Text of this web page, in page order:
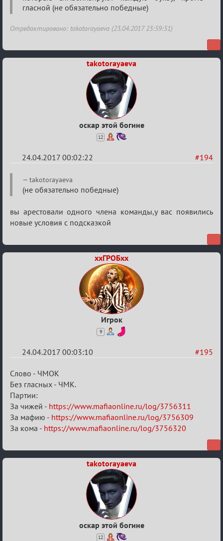
гласной (не обязательно победные)
Отредактировано: takotorayaeva (23.04.2017 23:59:51)
takotorayaeva
оскар этой богине
12
#194
24.04.2017 00:02:22
Re:
Hot
Boyard
takotorayaeva
(не обязательно победные)
вы арестовали одного члена команды,у вас появились
новые условия с подсказкой
ххГРОБхх
Игрок
9
#195
24.04.2017 00:03:10
Re:
Hot
F
Boyard
Слово - ЧМОК
Без гласных - ЧМК.
Партии:
За чижей - https://www.mafiaonline.ru/log/3756311
За мафию - https://www.mafiaonline.ru/log/3756309
За кома - https://www.mafiaonline.ru/log/3756320
takotorayaeva
оскар этой богине
12